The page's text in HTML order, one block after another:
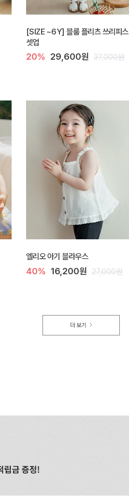
[SIZE ~6Y] 블룸 플리츠 쓰리피스
셋업
20% 29,600원 37,000원
엘리오 아기 블라우스
40% 16,200원 27,000원
더 보기